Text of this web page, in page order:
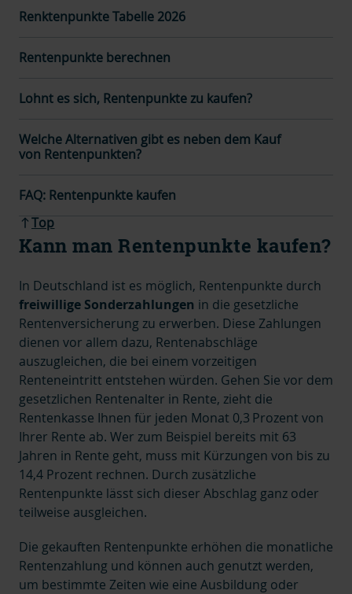
Renktenpunkte Tabelle 2026
Rentenpunkte berechnen
Lohnt es sich, Rentenpunkte zu kaufen?
Welche Alternativen gibt es neben dem Kauf
von Rentenpunkten?
FAQ: Rentenpunkte kaufen
Top
Kann man Rentenpunkte kaufen?
In Deutschland ist es möglich, Rentenpunkte durch
freiwillige Sonderzahlungen in die gesetzliche
Rentenversicherung zu erwerben. Diese Zahlungen
dienen vor allem dazu, Rentenabschläge
auszugleichen, die bei einem vorzeitigen
Renteneintritt entstehen würden. Gehen Sie vor dem
gesetzlichen Rentenalter in Rente, zieht die
Rentenkasse Ihnen für jeden Monat 0,3 Prozent von
Ihrer Rente ab. Wer zum Beispiel bereits mit 63
Jahren in Rente geht, muss mit Kürzungen von bis zu
14,4 Prozent rechnen. Durch zusätzliche
Rentenpunkte lässt sich dieser Abschlag ganz oder
teilweise ausgleichen.
Die gekauften Rentenpunkte erhöhen die monatliche
Rentenzahlung und können auch genutzt werden,
um bestimmte Zeiten wie eine Ausbildung oder